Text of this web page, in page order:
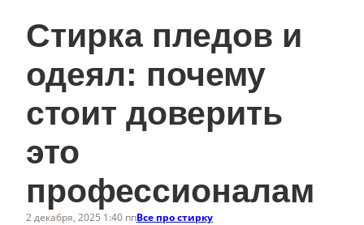
Стирка пледов и
одеял: почему
стоит доверить
это
профессионалам
2 декабря, 2025 1:40 ппВсе про стирку